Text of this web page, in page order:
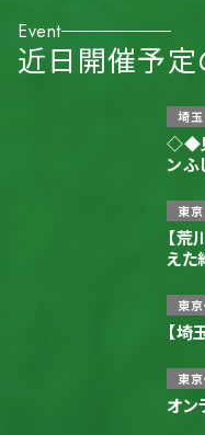
Event
近日開催予定
埼玉
◇◆
ン
東京
【
え
東京
【
東京
オン